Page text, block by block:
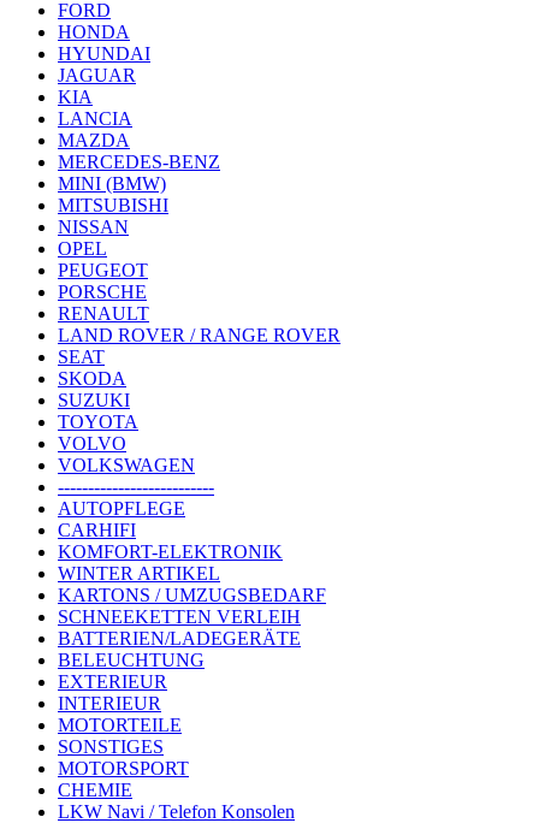
FORD
HONDA
HYUNDAI
JAGUAR
KIA
LANCIA
MAZDA
MERCEDES-BENZ
MINI (BMW)
MITSUBISHI
NISSAN
OPEL
PEUGEOT
PORSCHE
RENAULT
LAND ROVER / RANGE ROVER
SEAT
SKODA
SUZUKI
TOYOTA
VOLVO
VOLKSWAGEN
--------------------------
AUTOPFLEGE
CARHIFI
KOMFORT-ELEKTRONIK
WINTER ARTIKEL
KARTONS / UMZUGSBEDARF
SCHNEEKETTEN VERLEIH
BATTERIEN/LADEGERÄTE
BELEUCHTUNG
EXTERIEUR
INTERIEUR
MOTORTEILE
SONSTIGES
MOTORSPORT
CHEMIE
LKW Navi / Telefon Konsolen